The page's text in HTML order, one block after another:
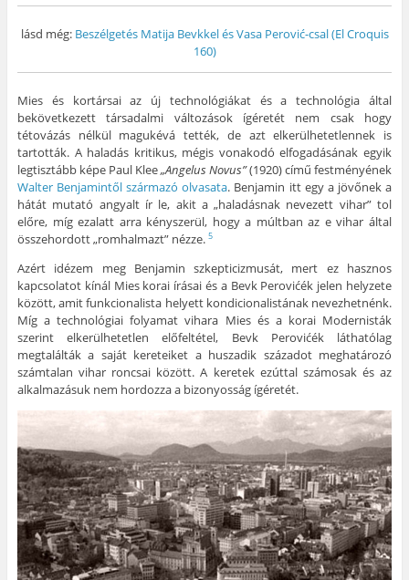
lásd még: Beszélgetés Matija Bevkkel és Vasa Perović-csal (El Croquis
160)
Mies és kortársai az új technológiákat és a technológia által
bekövetkezett társadalmi változások ígéretét nem csak hogy
tétovázás nélkül magukévá tették, de azt elkerülhetetlennek is
tartották. A haladás kritikus, mégis vonakodó elfogadásának egyik
legtisztább képe Paul Klee„Angelus Novus”(1920) című festményének
Walter Benjamintől származó olvasata. Benjamin itt egy a jövőnek a
hátát mutató angyalt ír le, akit a „haladásnak nevezett vihar” tol
előre, míg ezalatt arra kényszerül, hogy a múltban az e vihar által
összehordott „romhalmazt” nézze. 5
Azért idézem meg Benjamin szkepticizmusát, mert ez hasznos
kapcsolatot kínál Mies korai írásai és a Bevk Perovićék jelen helyzete
között, amit funkcionalista helyett kondicionalistának nevezhetnénk.
Míg a technológiai folyamat vihara Mies és a korai Modernisták
szerint elkerülhetetlen előfeltétel, Bevk Perovićék láthatólag
megtalálták a saját kereteiket a huszadik századot meghatározó
számtalan vihar roncsai között. A keretek ezúttal számosak és az
alkalmazásuk nem hordozza a bizonyosság ígéretét.